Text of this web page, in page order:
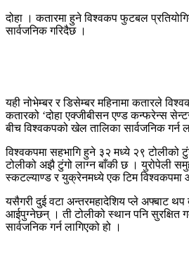
दोहा । कतारमा हुने विश्वकप फुटबल
सार्वजनिक गरिदैछ ।
यही नोभेम्बर र डिसेम्बर महिनामा कतारले
कतारको ‘दोहा एक्जीबीसन एण्ड कन्फरेन्स
बीच विश्वकपको खेल तालिका सार्वजनिक गर्न
विश्वकपमा सहभागि हुने ३२ मध्ये २९ टोलीको
टोलीको अझै टुंगो लाग्न बाँकी छ । युरोपेली
स्कटल्याण्ड र युक्रेनमध्ये एक टिम
यसैगरी दुई वटा अन्तरमहादेशिय प्ले अफ्बाट थप
आईपुग्नेछन् । ती टोलीको स्थान पनि सुरक्षित
सार्वजनिक गर्न लागिएको हो ।